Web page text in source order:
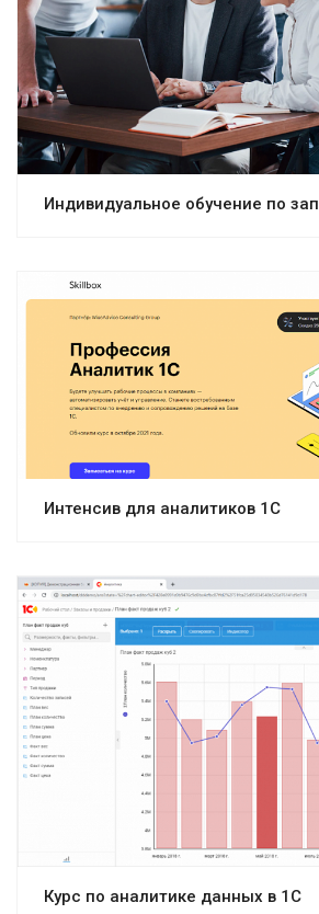
Индивидуальное обучение по
Интенсив для аналитиков 1С
Курс по аналитике данных в 1С